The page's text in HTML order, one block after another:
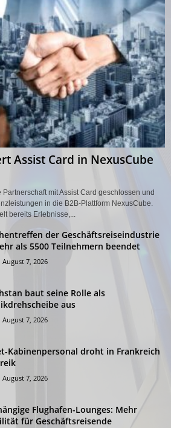
Assist Card in NexusCube
mit Assist Card geschlossen und
in die B2B-Plattform NexusCube.
bereits Erlebnisse,...
der Geschäftsreiseindustrie
als 5500 Teilnehmern beendet
August 7, 2026
baut seine Rolle als
aus
August 7, 2026
Kabinenpersonal droht in Frankreich
August 7, 2026
Flughafen-Lounges: Mehr
für Geschäftsreisende